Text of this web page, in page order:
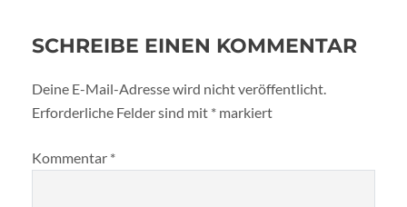
SCHREIBE EINEN KOMMENTAR
Deine E-Mail-Adresse wird nicht veröffentlicht.
Erforderliche Felder sind mit * markiert
Kommentar *